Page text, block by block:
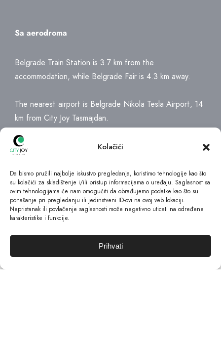
Kolačići
Da bismo pružili najbolje iskustvo pregledanja, koristimo tehnologije kao što
su kolačići za skladištenje i/ili pristup informacijama o uređaju. Saglasnost sa
ovim tehnologijama će nam omogućiti da obrađujemo podatke kao što su
ponašanje pri pregledanju ili jedinstveni ID-ovi na ovoj veb lokaciji.
Nepristanak ili povlačenje saglasnosti može negativno uticati na određene
karakteristike i funkcije.
Prihvati
Call us Let's talk
Sa aerodroma
Belgrade Train Station is 3.7 km from the
accommodation, while Belgrade Fair is 4.3 km away.
The nearest airport is Belgrade Nikola Tesla Airport, 14
km from City Joy Tasmajdan.
BRZI LINKOVI